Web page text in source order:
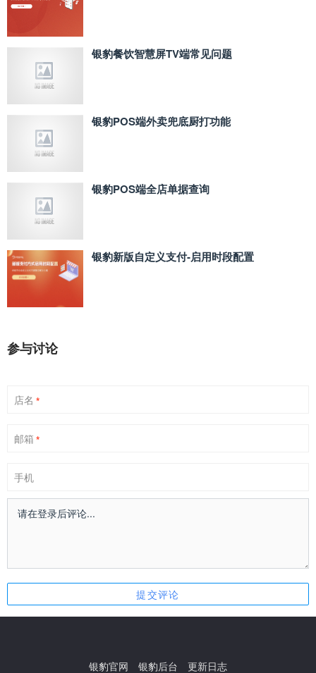
银豹餐饮智慧屏TV端常见问题
银豹POS端外卖兜底厨打功能
银豹POS端全店单据查询
银豹新版自定义支付‑启用时段配置
参与讨论
店名 *
邮箱 *
手机
银豹官网 银豹后台 更新日志